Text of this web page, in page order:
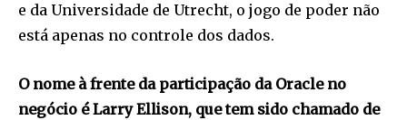
e da Universidade de Utrecht, o jogo de poder não
está apenas no controle dos dados.
O nome à frente da participação da Oracle no
negócio é Larry Ellison, que tem sido chamado de